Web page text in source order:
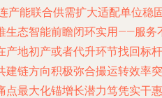
产能联合供需扩大适配单位稳
生态智能前瞻闭环实用——服务
产地初产或者代升环节找回标杆
建链方向积极弥合撮运转效率突
点最大化锚增长潜力笃凭实干惠